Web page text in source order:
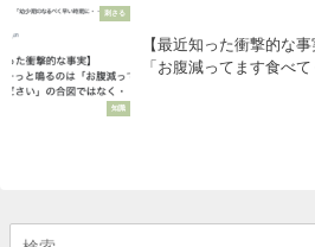
刺さる
知識
【最近知った衝撃的な事実】 お腹がグーっと
「お腹減ってます食べ